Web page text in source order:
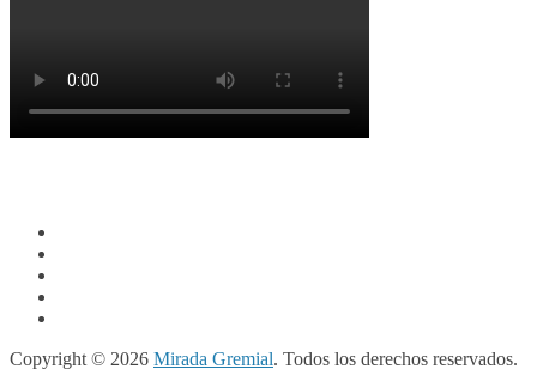
Copyright © 2026 Mirada Gremial. Todos los derechos reservados.